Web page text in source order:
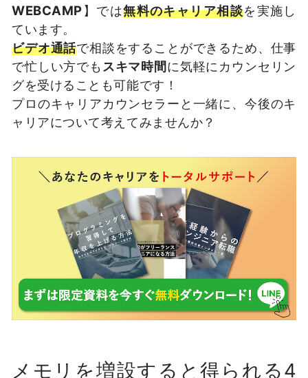
WEBCAMP】では無料のキャリア相談を実施し
ています。
ビデオ通話で相談をすることができるため、仕事
で忙しい方でも スキマ時間に気軽にカウンセリン
グを受けることも可能です！
プロのキャリアカウンセラーと一緒に、今後のキ
ャリアについて考えてみませんか？
メモリを増設すると得られる4